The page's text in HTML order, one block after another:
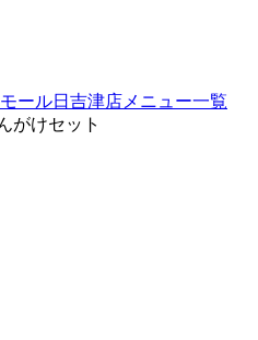
ール日吉津店メニュー一覧
がけセット